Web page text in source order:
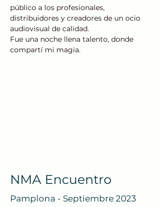
público a los profesionales,
distribuidores y creadores de un ocio
audiovisual de calidad.
Fue una noche llena talento, donde
compartí mi magia.
NMA Encuentro
Pamplona - Septiembre 2023